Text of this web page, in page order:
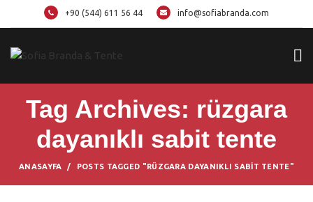
+90 (544) 611 56 44 info@sofiabranda.com
Tag Archives: rüzgara
dayanıklı sabit tente
ANASAYFA POSTS TAGGED "RÜZGARA DAYANIKLI SABIT TENTE"